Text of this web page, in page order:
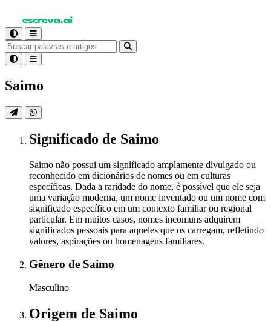
Saimo
Significado de Saimo
Saimo não possui um significado amplamente divulgado ou
reconhecido em dicionários de nomes ou em culturas
específicas. Dada a raridade do nome, é possível que ele seja
uma variação moderna, um nome inventado ou um nome com
significado específico em um contexto familiar ou regional
particular. Em muitos casos, nomes incomuns adquirem
significados pessoais para aqueles que os carregam, refletindo
valores, aspirações ou homenagens familiares.
Gênero de Saimo
Masculino
Origem de Saimo